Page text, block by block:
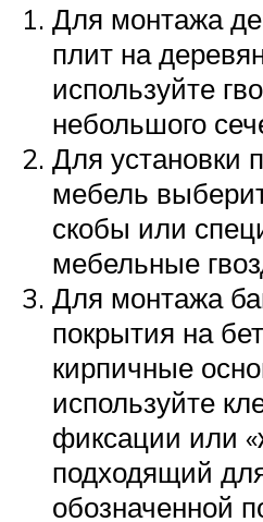
Для монтажа
плит на
используйте
небольшого
Для установки
мебель
скобы или
мебельные
Для монтажа
покрытия на
кирпичные
используйте
фиксации или
подходящий
обозначенной